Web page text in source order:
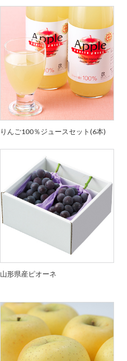
りんご100％ジュースセット(6本)
山形県産ピオーネ